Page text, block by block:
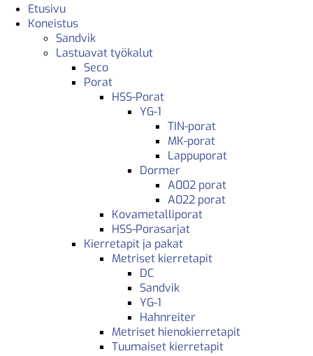
Etusivu
Koneistus
Sandvik
Lastuavat työkalut
Seco
Porat
HSS-Porat
YG-1
TIN-porat
MK-porat
Lappuporat
Dormer
A002 porat
A022 porat
Kovametalliporat
HSS-Porasarjat
Kierretapit ja pakat
Metriset kierretapit
DC
Sandvik
YG-1
Hahnreiter
Metriset hienokierretapit
Tuumaiset kierretapit